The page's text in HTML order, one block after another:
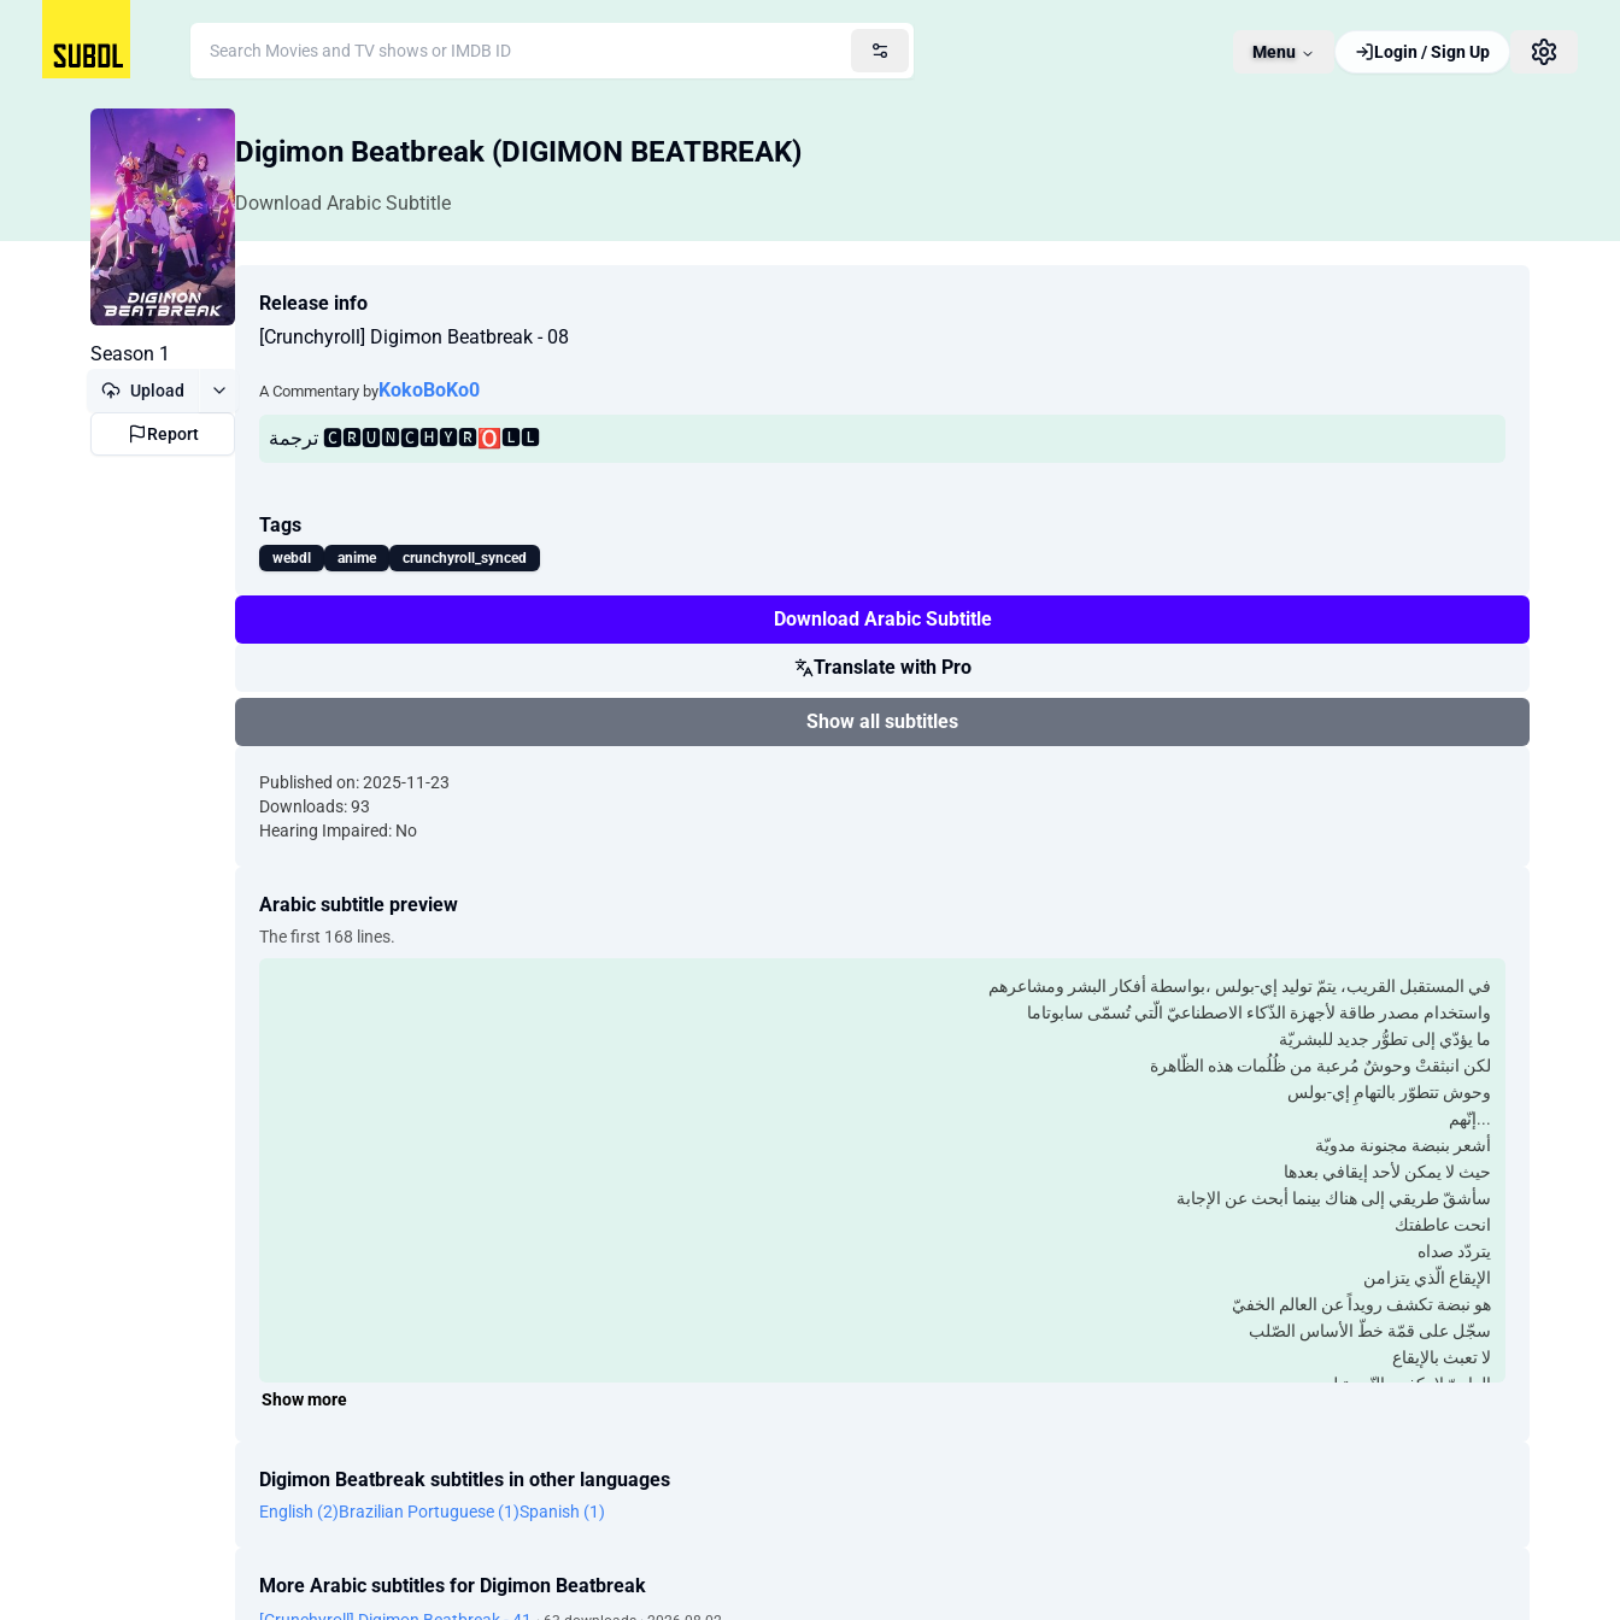
Menu Login / Sign Up
Digimon Beatbreak (DIGIMON BEATBREAK)
Download Arabic Subtitle
Season 1
Upload
Report
Release info
[Crunchyroll] Digimon Beatbreak - 08
A Commentary byKokoBoKo0
Tags
webdl anime crunchyroll_synced
Download Arabic Subtitle
Translate with Pro
Show all subtitles
Published on: 2025-11-23
Downloads: 93
Hearing Impaired: No
Arabic subtitle preview
The first 168 lines.
في المستقبل القريب، يتمّ توليد إي-بولس ،بواسطة أفكار البشر ومشاعرهم
واستخدام مصدر طاقة لأجهزة الذّكاء الاصطناعيّ الّتي تُسمّى سابوتاما
ما يؤدّي إلى تطوُّر جديد للبشريّة
لكن انبثقتْ وحوشٌ مُرعبة من ظُلُمات هذه الظّاهرة
وحوش تتطوّر بالتهامِ إي-بولس
...إنّهم
أشعر بنبضة مجنونة مدويّة
حيث لا يمكن لأحد إيقافي بعدها
سأشقّ طريقي إلى هناك بينما أبحث عن الإجابة
انحت عاطفتك
يتردّد صداه
الإيقاع الّذي يتزامن
هو نبضة تكشف رويداً عن العالم الخفيّ
سجّل على قمّة خطّ الأساس الصّلب
لا تعبث بالإيقاع
العاديّ لا يكفي بالنّسبة لي
Show more
Digimon Beatbreak subtitles in other languages
English (2)Brazilian Portuguese (1)Spanish (1)
More Arabic subtitles for Digimon Beatbreak